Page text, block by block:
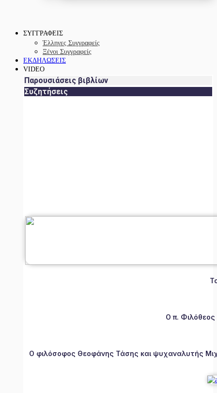
ΣΥΓΓΡΑΦΕΙΣ
Έλληνες Συγγραφείς
Ξένοι Συγγραφείς
ΕΚΔΗΛΩΣΕΙΣ
VIDEO
Παρουσιάσεις βιβλίων
Συζητήσεις
Ο π.
Ο φιλόσοφος Θεοφάνης Τάσης και ψυχαναλυτής